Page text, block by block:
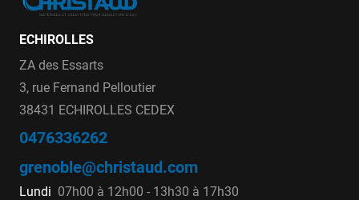
ECHIROLLES
ZA des Essarts
3, rue Fernand Pelloutier
38431 ECHIROLLES CEDEX
0476336262
grenoble@christaud.com
Lundi 07h00 à 12h00 - 13h30 à 17h30